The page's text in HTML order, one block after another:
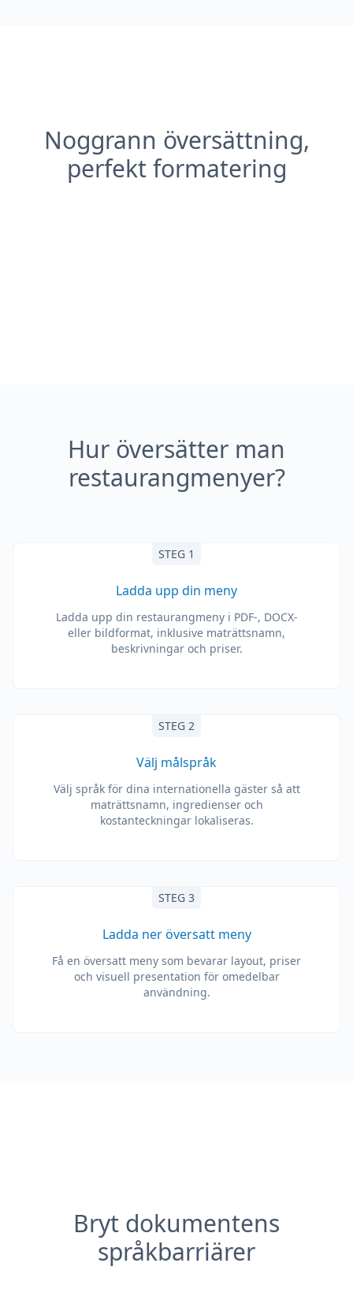
Noggrann översättning,
perfekt formatering
Hur översätter man
restaurangmenyer?
STEG 1
Ladda upp din meny
Ladda upp din restaurangmeny i PDF-, DOCX-
eller bildformat, inklusive maträttsnamn,
beskrivningar och priser.
STEG 2
Välj målspråk
Välj språk för dina internationella gäster så att
maträttsnamn, ingredienser och
kostanteckningar lokaliseras.
STEG 3
Ladda ner översatt meny
Få en översatt meny som bevarar layout, priser
och visuell presentation för omedelbar
användning.
Bryt dokumentens
språkbarriärer